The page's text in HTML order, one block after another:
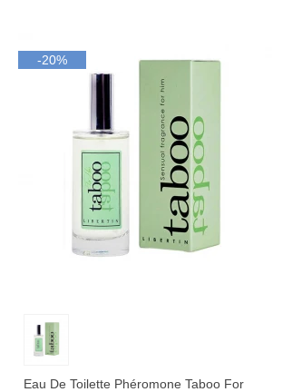
-20%
Eau De Toilette Phéromone Taboo For